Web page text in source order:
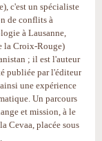
c'est un spécialiste
de conflits à
à Lausanne,
la Croix-Rouge)
; il est l'auteur
publiée par l'éditeur
une expérience
Un parcours
et mission, à le
Cevaa, placée sous